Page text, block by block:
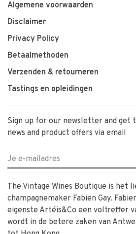
Algemene voorwaarden
Disclaimer
Privacy Policy
Betaalmethoden
Verzenden & retourneren
Tastings en opleidingen
Sign up for our newsletter and get
news and product offers via email
The Vintage Wines Boutique is het
champagnemaker Fabien Gay.
eigenste Artéis&Co een voltreffer
wordt in de betere zaken van